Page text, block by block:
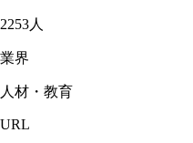
2253人
業界
人材・教育
URL